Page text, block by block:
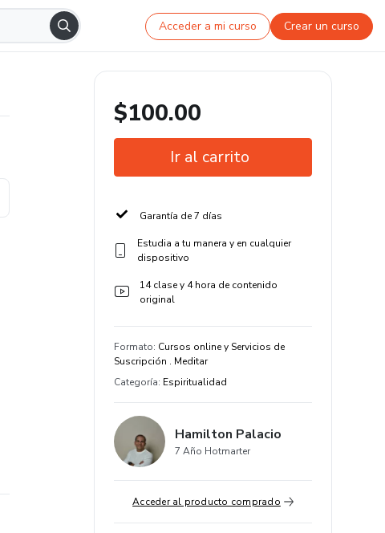
Acceder a mi curso Crear un curso
$100.00
Ir al carrito
Garantía de 7 días
Estudia a tu manera y en cualquier
dispositivo
14 clase y 4 hora de contenido
original
Formato: Cursos online y Servicios de
Suscripción . Meditar
Categoría: Espiritualidad
Hamilton Palacio
7 Año Hotmarter
Acceder al producto comprado